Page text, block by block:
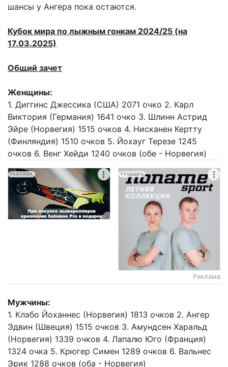
шансы у Ангера пока остаются.
Кубок мира по лыжным гонкам 2024/25 (на
17.03.2025)
Общий зачет
Женщины:
1. Диггинс Джессика (США) 2071 очко 2. Карл
Виктория (Германия) 1641 очко 3. Шлинн Астрид
Эйре (Норвегия) 1515 очков 4. Нисканен Кертту
(Финляндия) 1510 очков 5. Йохауг Терезе 1245
очков 6. Венг Хейди 1240 очков (обе - Норвегия)
РЕКЛАМА РЕКЛАМА
Реклама
Мужчины:
1. Клэбо Йоханнес (Норвегия) 1813 очков 2. Ангер
Эдвин (Швеция) 1515 очков 3. Амундсен Харальд
(Норвегия) 1339 очков 4. Лапалю Юго (Франция)
1324 очка 5. Крюгер Симен 1289 очков 6. Вальнес
Эрик 1288 очков (оба - Норвегия)